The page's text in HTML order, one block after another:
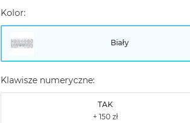
Kolor:
Biały
Klawisze numeryczne:
TAK